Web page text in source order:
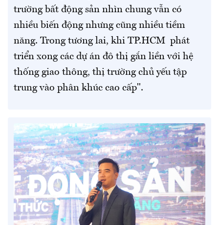
trường bất động sản nhìn chung vẫn có
nhiều biến động nhưng cũng nhiều tiềm
năng. Trong tương lai, khi TP.HCM phát
triển xong các dự án đô thị gắn liền với hệ
thống giao thông, thị trường chủ yếu tập
trung vào phân khúc cao cấp".